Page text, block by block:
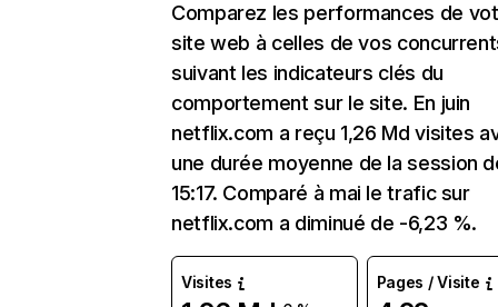
Comparez les performances de
site web à celles de vos
suivant les indicateurs clés du
comportement sur le site. En juin
netflix.com a reçu 1,26 Md visites
une durée moyenne de la session
15:17. Comparé à mai le trafic sur
netflix.com a diminué de -6,23 %.
Visites Pages / Visite